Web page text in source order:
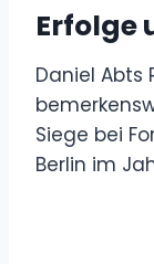
Erfolge
Daniel Abts
Siege bei
Berlin im